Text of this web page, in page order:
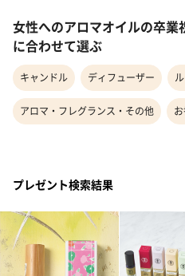
女性へのアロマオイルの卒
に合わせて選ぶ
キャンドル ディフューザー
アロマ・フレグランス・その他
プレゼント検索結果